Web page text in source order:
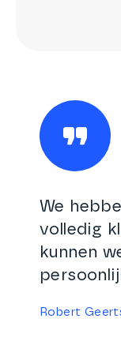
We
volledig
kunnen
Robert